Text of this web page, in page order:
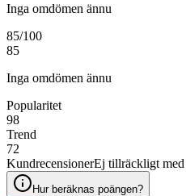
Inga omdömen ännu
85/100
85
Inga omdömen ännu
Popularitet
98
Trend
72
KundrecensionerEj tillräckligt med
Hur beräknas poängen?